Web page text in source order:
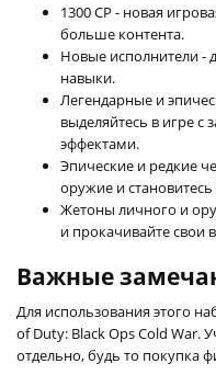
1300 CP - новая
больше контента.
Новые исполнители -
навыки.
Легендарные и
выделяйтесь в игре
эффектами.
Эпические и редкие
оружие и
Жетоны личного и
и прокачивайте свои
Важные
Для использования этого
of Duty: Black Ops Cold War.
отдельно, будь то покупка